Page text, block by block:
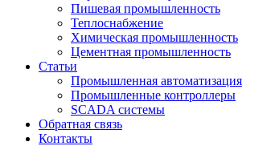
Пишевая промышленность
Теплоснабжение
Химическая промышленность
Цементная промышленность
Статьи
Промышленная автоматизация
Промышленные контроллеры
SCADA системы
Обратная связь
Контакты